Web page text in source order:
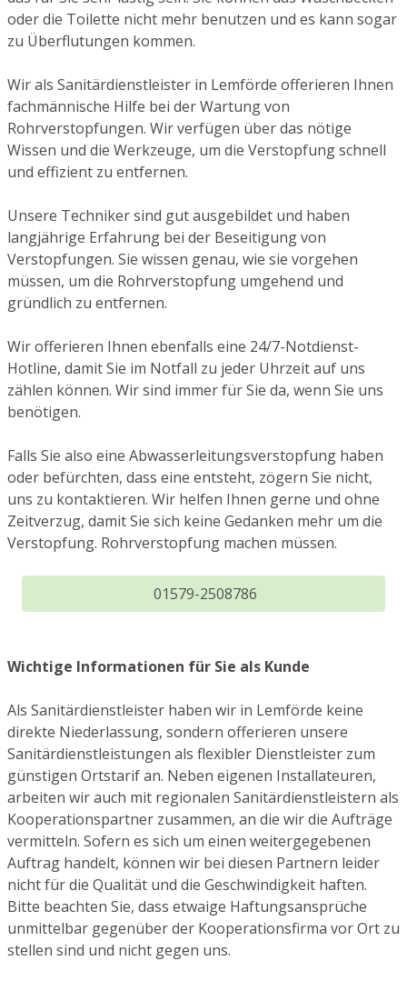
oder die Toilette nicht mehr benutzen und es kann sogar
zu Überflutungen kommen.
Wir als Sanitärdienstleister in Lemförde offerieren Ihnen
fachmännische Hilfe bei der Wartung von
Rohrverstopfungen. Wir verfügen über das nötige
Wissen und die Werkzeuge, um die Verstopfung schnell
und effizient zu entfernen.
Unsere Techniker sind gut ausgebildet und haben
langjährige Erfahrung bei der Beseitigung von
Verstopfungen. Sie wissen genau, wie sie vorgehen
müssen, um die Rohrverstopfung umgehend und
gründlich zu entfernen.
Wir offerieren Ihnen ebenfalls eine 24/7-Notdienst-
Hotline, damit Sie im Notfall zu jeder Uhrzeit auf uns
zählen können. Wir sind immer für Sie da, wenn Sie uns
benötigen.
Falls Sie also eine Abwasserleitungsverstopfung haben
oder befürchten, dass eine entsteht, zögern Sie nicht,
uns zu kontaktieren. Wir helfen Ihnen gerne und ohne
Zeitverzug, damit Sie sich keine Gedanken mehr um die
Verstopfung. Rohrverstopfung machen müssen.
01579-2508786
Wichtige Informationen für Sie als Kunde
Als Sanitärdienstleister haben wir in Lemförde keine
direkte Niederlassung, sondern offerieren unsere
Sanitärdienstleistungen als flexibler Dienstleister zum
günstigen Ortstarif an. Neben eigenen Installateuren,
arbeiten wir auch mit regionalen Sanitärdienstleistern als
Kooperationspartner zusammen, an die wir die Aufträge
vermitteln. Sofern es sich um einen weitergegebenen
Auftrag handelt, können wir bei diesen Partnern leider
nicht für die Qualität und die Geschwindigkeit haften.
Bitte beachten Sie, dass etwaige Haftungsansprüche
unmittelbar gegenüber der Kooperationsfirma vor Ort zu
stellen sind und nicht gegen uns.